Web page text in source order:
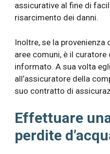
assicurative al fine di
risarcimento dei danni.
Inoltre, se la provenienza
aree comuni, è il curatore
informato. A sua volta
all’assicuratore della
suo contratto di
Effettuare
perdite